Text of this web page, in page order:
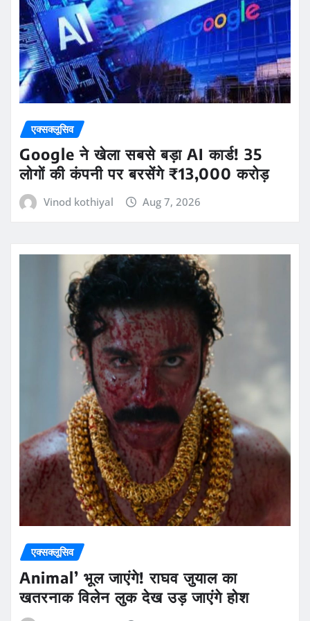
एक्सक्लूसिव
Google ने खेला सबसे बड़ा AI कार्ड! 35
लोगों की कंपनी पर बरसेंगे ₹13,000 करोड़
Vinod kothiyal Aug 7, 2026
एक्सक्लूसिव
Animal’ भूल जाएंगे! राघव जुयाल का
खतरनाक विलेन लुक देख उड़ जाएंगे होश